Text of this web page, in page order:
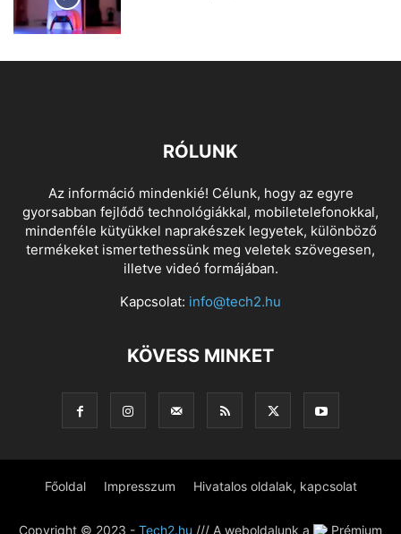
RÓLUNK
Az információ mindenkié! Célunk, hogy az egyre
gyorsabban fejlődő technológiákkal, mobiletelefonokkal,
mindenféle kütyükkel naprakészek legyetek, különböző
termékeket ismertethessünk meg veletek szövegesen,
illetve videó formájában.
Kapcsolat: info@tech2.hu
KÖVESS MINKET
Főoldal Impresszum Hivatalos oldalak, kapcsolat
Copyright © 2023 - Tech2.hu /// A weboldalunk a Prémium